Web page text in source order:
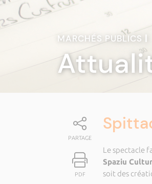
MARCHÉS PUBLICS
PARTAGE
PDF
Le spectacle
Spaziu
soit des